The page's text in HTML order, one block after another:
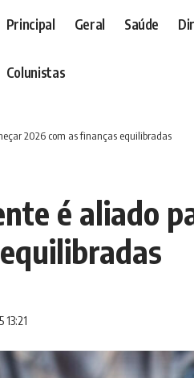
Principal Geral Saúde
Colunistas
2026 com as finanças equilibradas
é aliado